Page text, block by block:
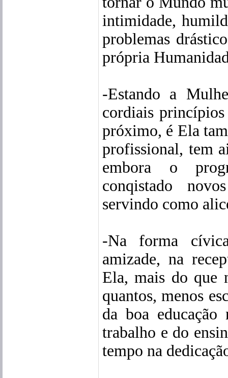
intimidade,
problemas
própria
-Estando a
cordiais princípios
próximo, é Ela
profissional, tem
embora o
conqistado
servindo como
-Na forma
amizade, na
Ela, mais do que
quantos, menos
da boa
trabalho e do
tempo na